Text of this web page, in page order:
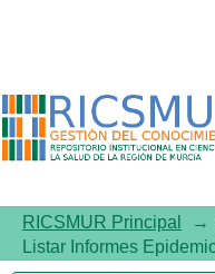
Listar
título
RICSMUR Principal →
Listar Informes